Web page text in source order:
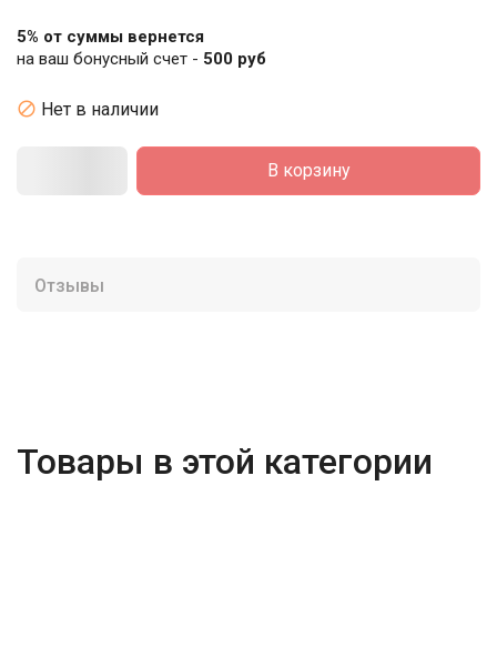
5% от суммы вернется
на ваш бонусный счет - 500 руб
 Нет в наличии
В корзину
Отзывы
Товары в этой категории